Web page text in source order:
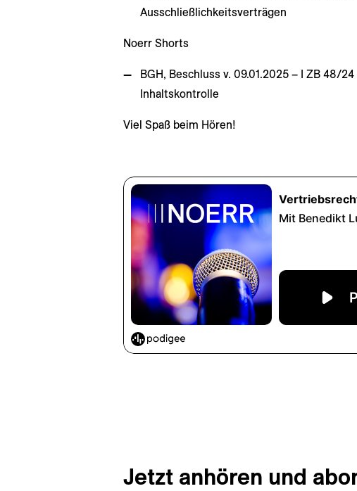
Ausschließlichkeitsverträgen
Noerr Shorts
BGH, Beschluss v. 09.01.2025 – I ZB 48/
Inhaltskontrolle
Viel Spaß beim Hören!
Jetzt anhören und